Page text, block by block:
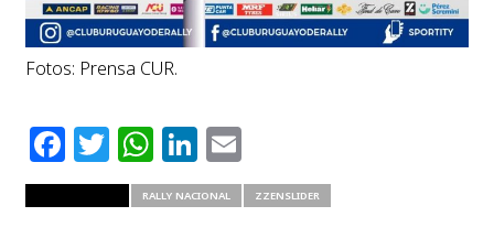
Fotos: Prensa CUR.
Facebook
Twitter
WhatsApp
LinkedIn
Email
RALLY NACIONAL ZZENSLIDER